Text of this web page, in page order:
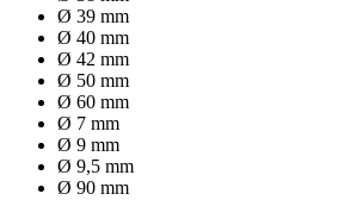
Ø 39 mm
Ø 40 mm
Ø 42 mm
Ø 50 mm
Ø 60 mm
Ø 7 mm
Ø 9 mm
Ø 9,5 mm
Ø 90 mm